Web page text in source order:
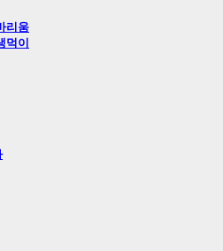
리움
먹이